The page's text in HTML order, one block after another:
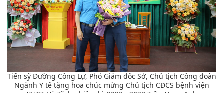
Tiến sỹ Đường Công Lự, Phó Giám đốc Sở, Chủ tịch Công đoàn
Ngành Y tế tặng hoa chúc mừng Chủ tịch CĐCS bệnh viện